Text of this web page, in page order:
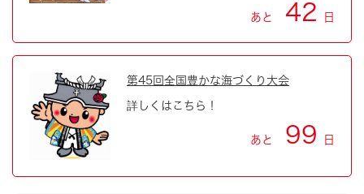
あと 42 日
第45回全国豊かな海づくり大会
詳しくはこちら！
あと 99 日